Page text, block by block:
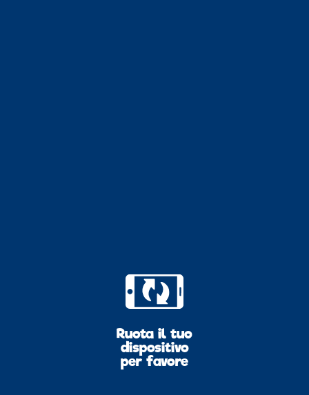
Ruota il tuo
dispositivo
per favore